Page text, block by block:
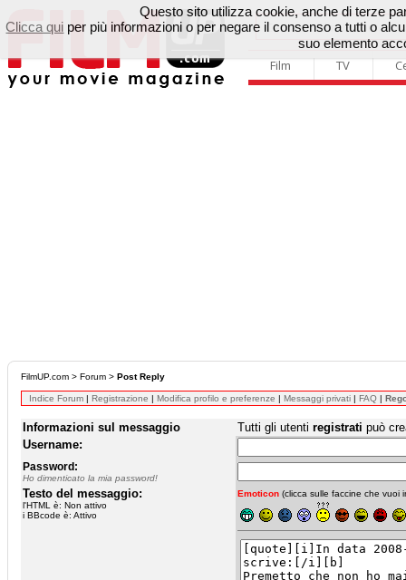
Film TV
FilmUP.com > Forum > Post Reply
Indice Forum | Registrazione | Modifica profilo e preferenze | Messaggi privati | FAQ |
Informazioni sul messaggio Tutti gli utenti registrati può
Username:
Password:
Ho dimenticato la mia password!
Testo del messaggio:
l'HTML è: Non attivo
i BBcode è: Attivo
Emoticon (clicca sulle faccine che vuoi
Questo sito utilizza cookie, anche di terze
Clicca qui per più informazioni o per negare il consenso a tutti o
suo elemento